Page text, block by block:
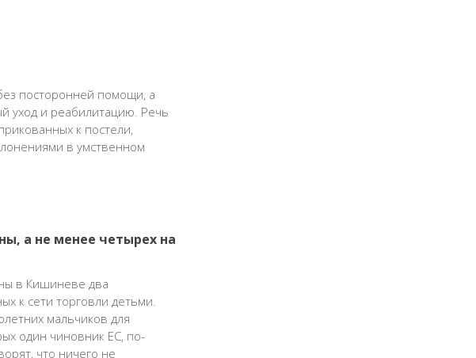
посторонней помощи, а
уход и реабилитацию. Речь
к постели,
в умственном
а не менее четырех на
в Кишиневе два
к сети торговли детьми.
мальчиков для
один чиновник ЕС, по-
что ничего не